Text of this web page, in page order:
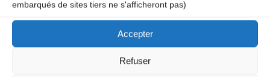
embarqués de sites tiers ne s'afficheront pas)
Accepter
Refuser
A DECOUVRIR :